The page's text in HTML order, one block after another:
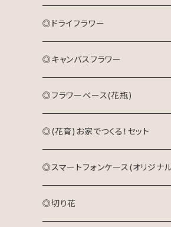
キャンバスフラワー
◎ドライフラワー
◎キャンバスフラワー
◎フラワーベース(花瓶)
◎(花育)お家でつくる！セット
◎スマートフォンケース(オリジナ
◎切り花